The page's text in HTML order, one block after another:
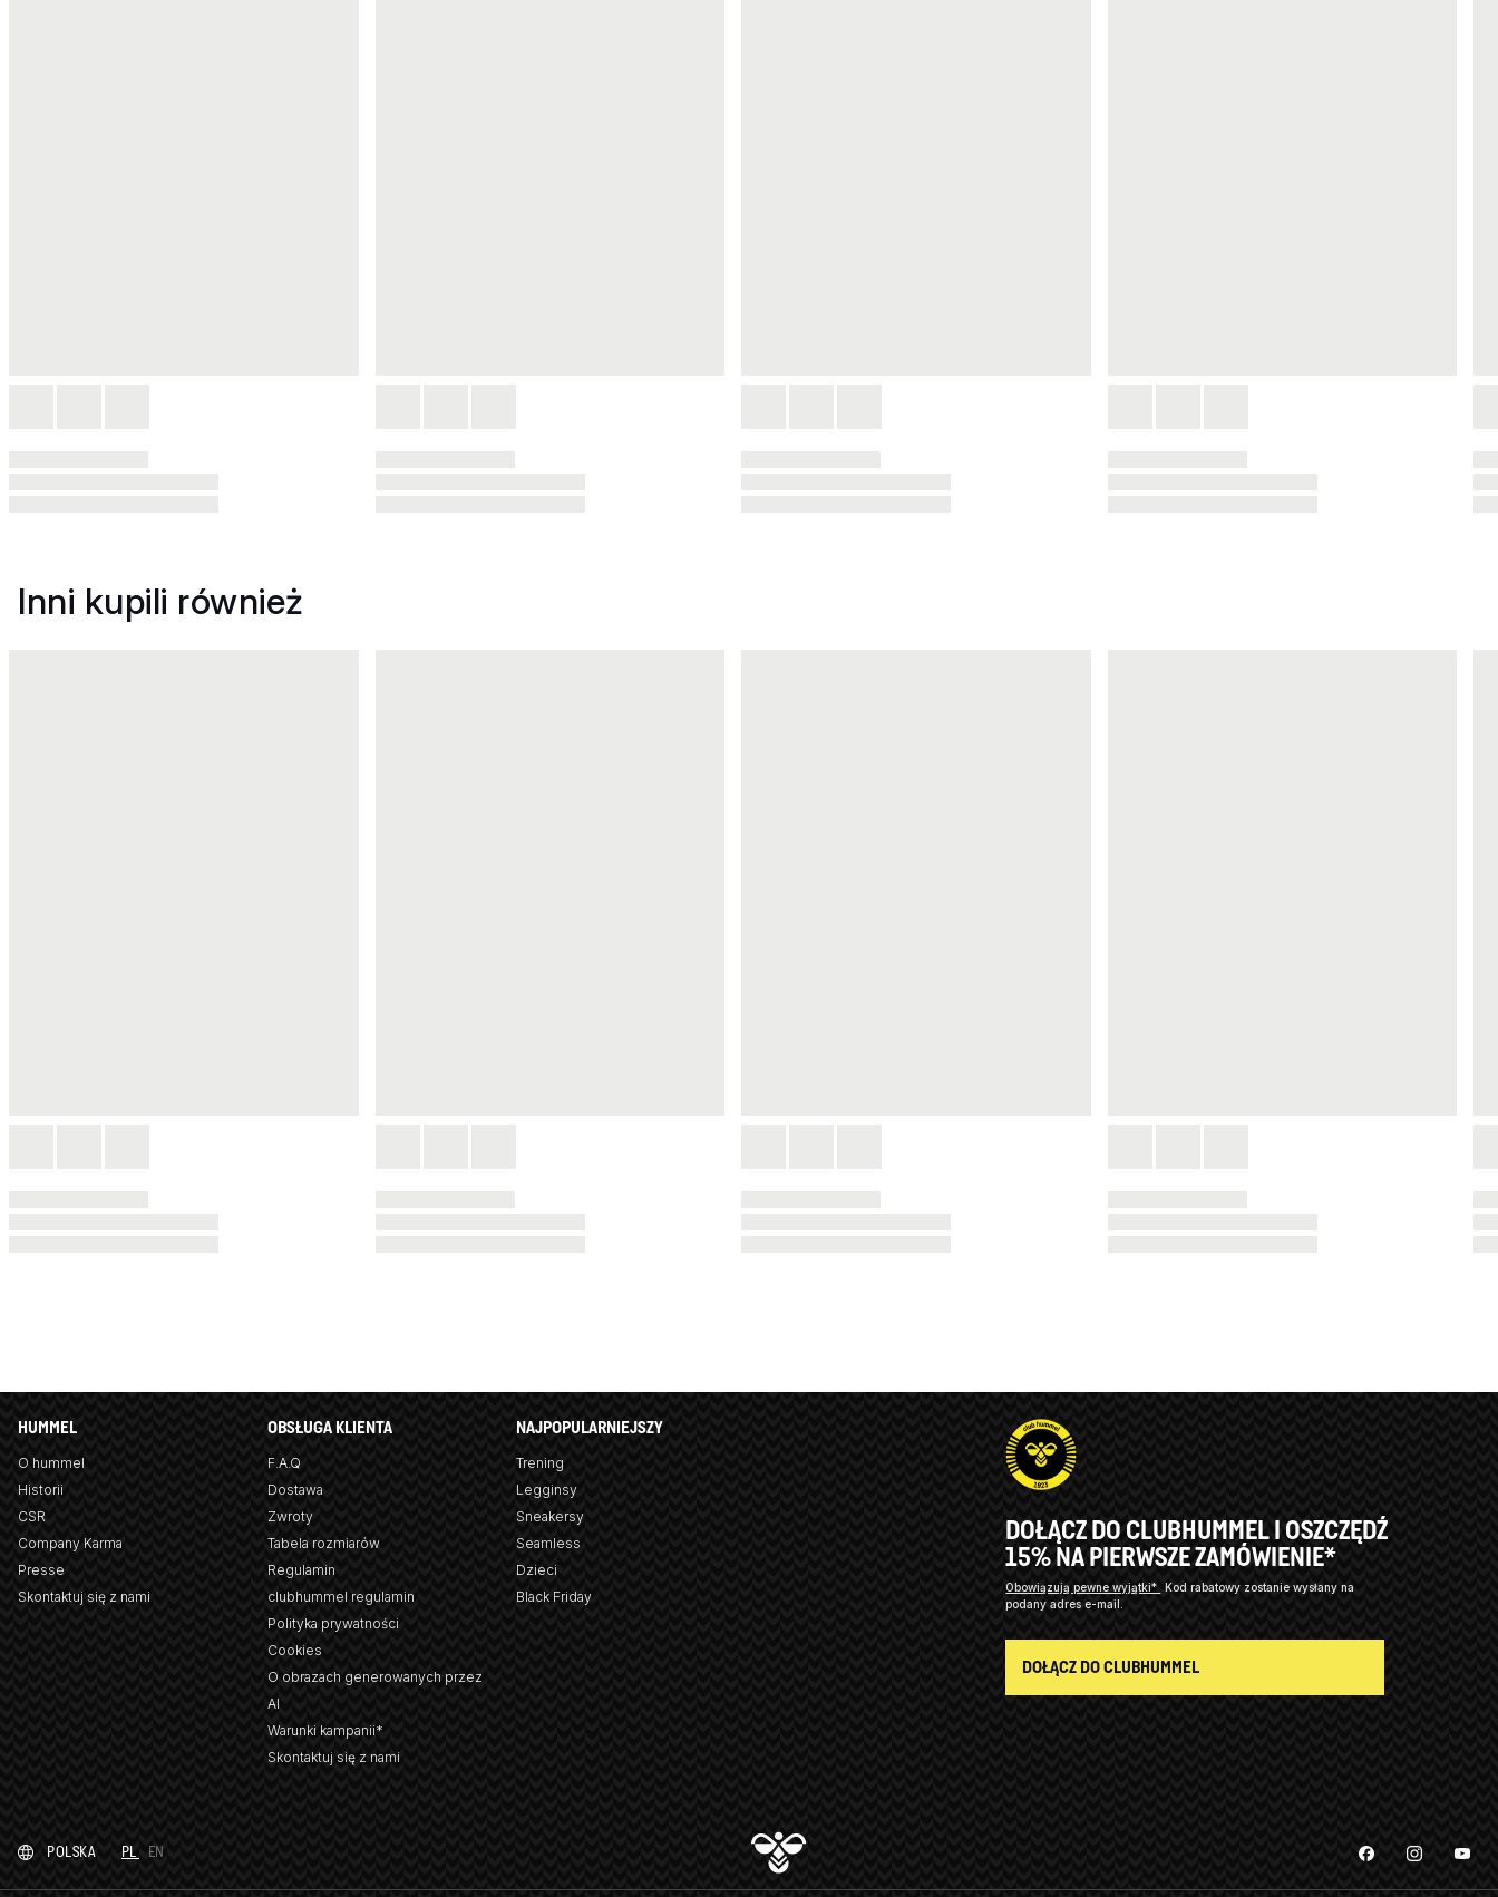
Inni kupili również
HUMMEL
O hummel
Historii
CSR
Company Karma
Presse
Skontaktuj się z nami
OBSŁUGA KLIENTA
F.A.Q
Dostawa
Zwroty
Tabela rozmiarów
Regulamin
clubhummel regulamin
Polityka prywatności
Cookies
O obrazach generowanych przez
AI
Warunki kampanii*
Skontaktuj się z nami
NAJPOPULARNIEJSZY
Trening
Legginsy
Sneakersy
Seamless
Dzieci
Black Friday
DOŁĄCZ DO CLUBHUMMEL I OSZCZĘDŹ
15% NA PIERWSZE ZAMÓWIENIE*
Obowiązują pewne wyjątki* Kod rabatowy zostanie wysłany na
podany adres e-mail.
DOŁĄCZ DO CLUBHUMMEL
POLSKA PL EN